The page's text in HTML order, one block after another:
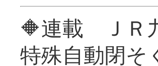
🔶連載 ＪＲ
特殊自動閉そ